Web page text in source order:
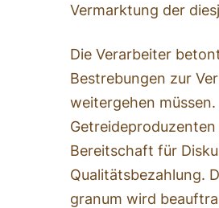
Vermarktung der
Die Verarbeiter
Bestrebungen zur
weitergehen
Bereitschaft für
Qualitätsbezahlung.
granum wird